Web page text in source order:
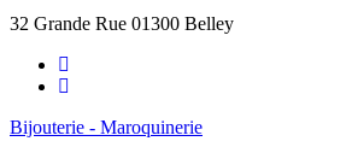
32 Grande Rue 01300 Belley
Bijouterie - Maroquinerie